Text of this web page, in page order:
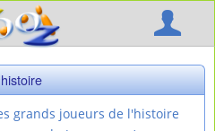
grands joueurs de l'histoire